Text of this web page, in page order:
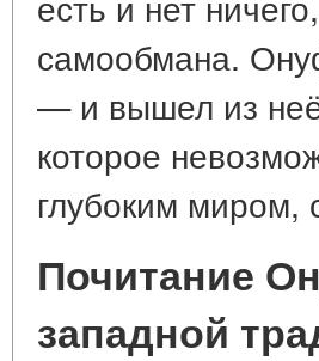
самообмана.
— и вышел из
которое
глубоким миром,
Почитание
западной